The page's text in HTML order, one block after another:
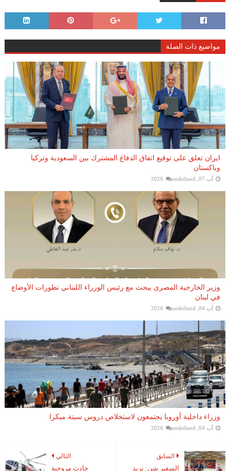
مواضيع ذات الصلة
ايران تعلق على توقيع اتفاق الدفاع المشترك بين السعودية وتركيا
وباكستان
آب 07, 2026 undefined
وزير الخارجية المصرى يبحث مع رئيس الوزراء اللبناني تطورات الأوضاع
في لبنان
آب 04, 2026 undefined
وزراء داخلية أوروبا يجتمعون لاستخلاص دروس سبتة مبكرا
آب 04, 2026 undefined
التالي
حادث مروحية
السابق
السفير شن: نريد